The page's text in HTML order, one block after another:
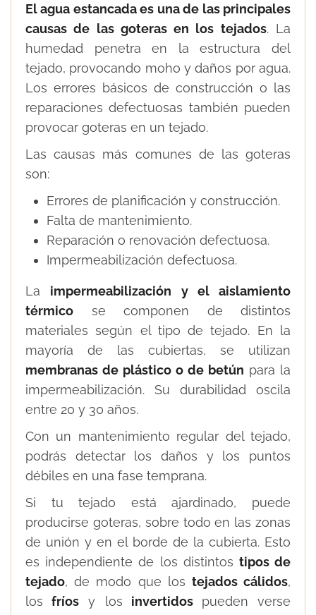
El agua estancada es una de las principales
causas de las goteras en los tejados. La
humedad penetra en la estructura del
tejado, provocando moho y daños por agua.
Los errores básicos de construcción o las
reparaciones defectuosas también pueden
provocar goteras en un tejado.
Las causas más comunes de las goteras
son:
Errores de planificación y construcción.
Falta de mantenimiento.
Reparación o renovación defectuosa.
Impermeabilización defectuosa.
La impermeabilización y el aislamiento
térmico se componen de distintos
materiales según el tipo de tejado. En la
mayoría de las cubiertas, se utilizan
membranas de plástico o de betún para la
impermeabilización. Su durabilidad oscila
entre 20 y 30 años.
Con un mantenimiento regular del tejado,
podrás detectar los daños y los puntos
débiles en una fase temprana.
Si tu tejado está ajardinado, puede
producirse goteras, sobre todo en las zonas
de unión y en el borde de la cubierta. Esto
es independiente de los distintos tipos de
tejado, de modo que los tejados cálidos,
los fríos y los invertidos pueden verse